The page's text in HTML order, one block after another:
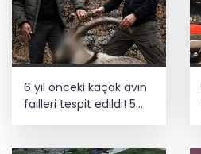
6 yıl önceki kaçak avın
failleri tespit edildi! 5
yaban keçisi için ceza